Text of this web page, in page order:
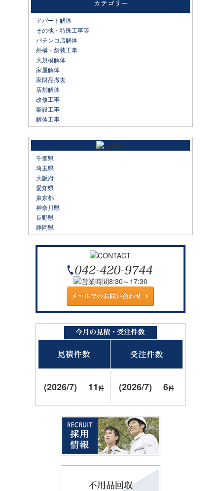
アパート解体
その他・特殊工事等
パチンコ店解体
外構・舗装工事
大規模解体
家屋解体
家財品撤去
店舗解体
改修工事
架設工事
解体工事
千葉県
埼玉県
大阪府
愛知県
東京都
神奈川県
長野県
静岡県
(2026/7) 11件 (2026/7) 6件